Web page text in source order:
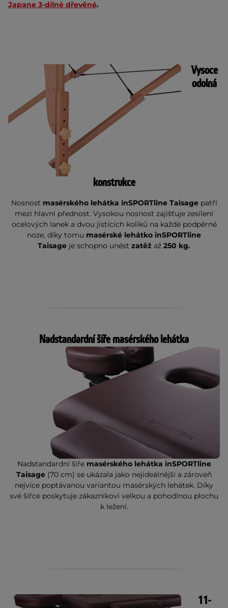
Japane 3-dílné dřevěné.
Vysoce
odolná
konstrukce
Nosnost masérského lehátka inSPORTline Taisage patří
mezi hlavni přednost. Vysokou nosnost zajišťuje zesílení
ocelových lanek a dvou jistících kolíků na každé podpěrné
noze, díky tomu masérské lehátko inSPORTline
Taisage je schopno unést zatěž až 250 kg.
Nadstandardní šíře masérského lehátka
Nadstandardní šíře masérského lehátka inSPORTline
Taisage (70 cm) se ukázala jako nejideálnější a zároveň
nejvíce poptávanou variantou masérských lehátek. Díky
své šířce poskytuje zákazníkovi velkou a pohodlnou plochu
k ležení.
11-